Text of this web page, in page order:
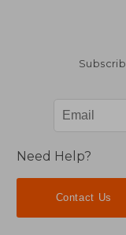
Need Help?
Contact Us